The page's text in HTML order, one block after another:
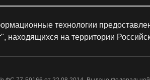
технологии
находящихся на территории